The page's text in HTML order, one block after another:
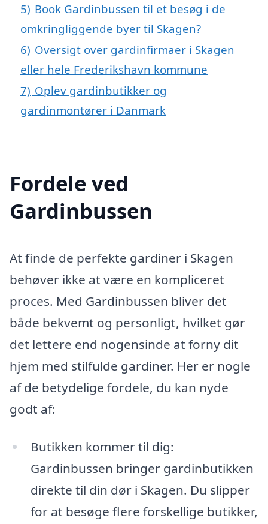
5) Book Gardinbussen til et besøg i de
omkringliggende byer til Skagen?
6) Oversigt over gardinfirmaer i Skagen
eller hele Frederikshavn kommune
7) Oplev gardinbutikker og
gardinmontører i Danmark
Fordele ved
Gardinbussen
At finde de perfekte gardiner i Skagen
behøver ikke at være en kompliceret
proces. Med Gardinbussen bliver det
både bekvemt og personligt, hvilket gør
det lettere end nogensinde at forny dit
hjem med stilfulde gardiner. Her er nogle
af de betydelige fordele, du kan nyde
godt af:
Butikken kommer til dig:
Gardinbussen bringer gardinbutikken
direkte til din dør i Skagen. Du slipper
for at besøge flere forskellige butikker,